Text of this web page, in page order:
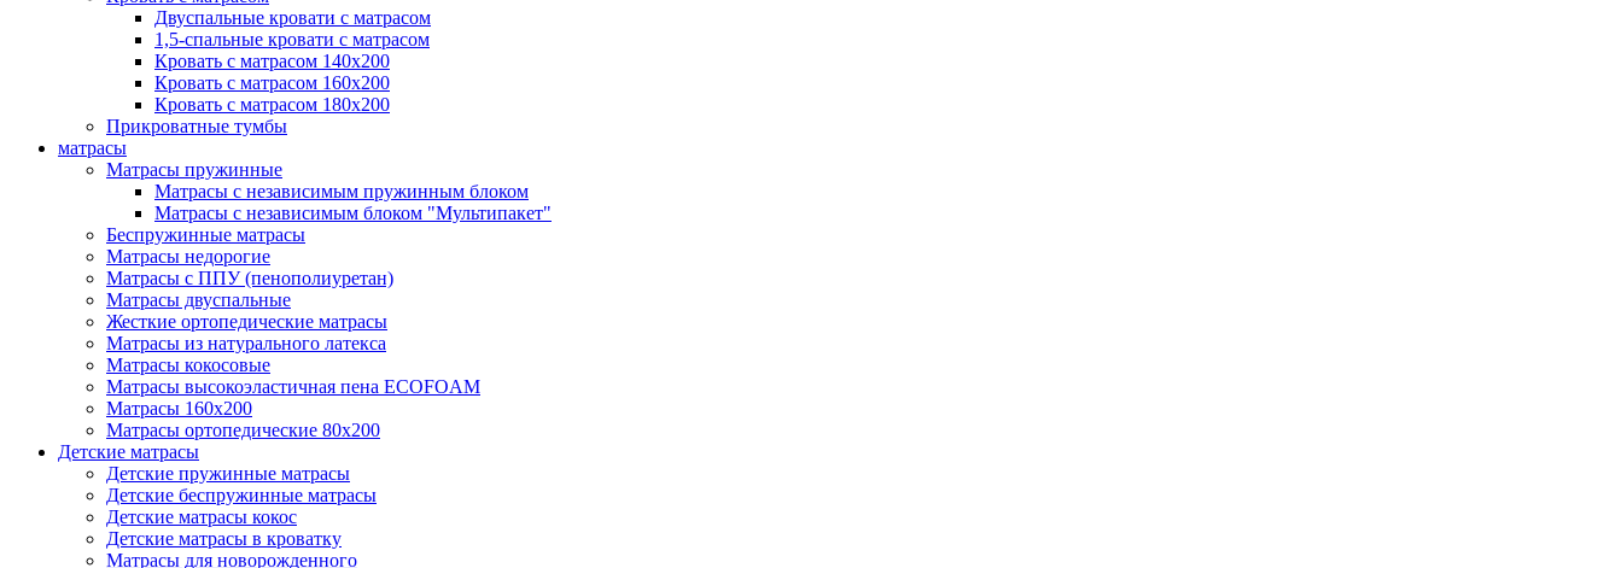
Двуспальные кровати с матрасом
1,5-спальные кровати с матрасом
Кровать с матрасом 140х200
Кровать с матрасом 160х200
Кровать с матрасом 180х200
Прикроватные тумбы
матрасы
Матрасы пружинные
Матрасы с независимым пружинным блоком
Матрасы с независимым блоком "Мультипакет"
Беспружинные матрасы
Матрасы недорогие
Матрасы с ППУ (пенополиуретан)
Матрасы двуспальные
Жесткие ортопедические матрасы
Матрасы из натурального латекса
Матрасы кокосовые
Матрасы высокоэластичная пена ECOFOAM
Матрасы 160х200
Матрасы ортопедические 80х200
Детские матрасы
Детские пружинные матрасы
Детские беспружинные матрасы
Детские матрасы кокос
Детские матрасы в кроватку
Матрасы для новорожденного